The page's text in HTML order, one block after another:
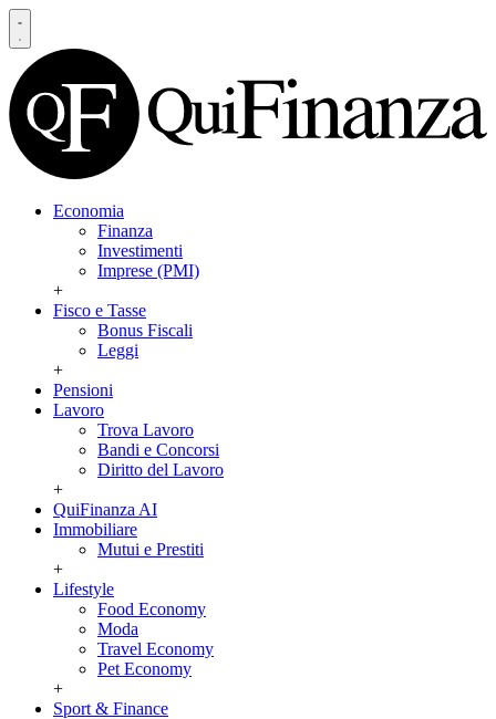
Economia
Finanza
Investimenti
Imprese (PMI)
+
Fisco e Tasse
Bonus Fiscali
Leggi
+
Pensioni
Lavoro
Trova Lavoro
Bandi e Concorsi
Diritto del Lavoro
+
QuiFinanza AI
Immobiliare
Mutui e Prestiti
+
Lifestyle
Food Economy
Moda
Travel Economy
Pet Economy
+
Sport & Finance